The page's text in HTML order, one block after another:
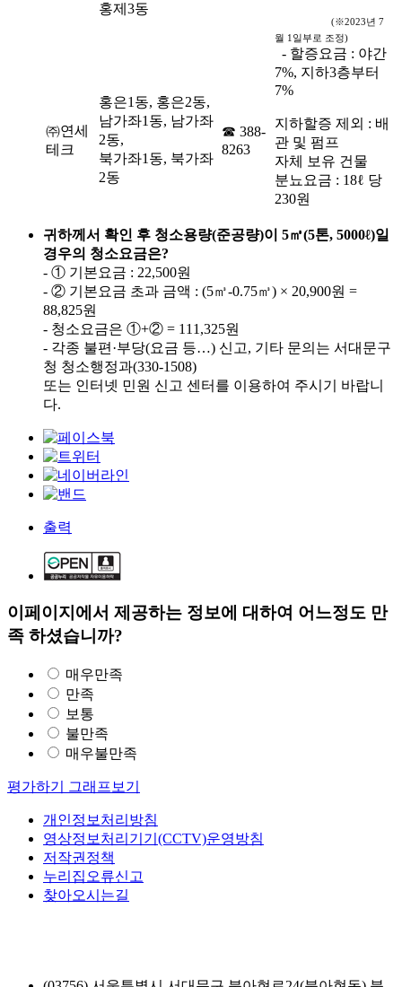
홍제3동
(※2023년 7
월 1일부로 조정)
- 할증요금 : 야간
7%, 지하3층부터
7%
지하할증 제외 : 배
관 및 펌프
자체 보유 건물
분뇨요금 : 18ℓ 당
230원
㈜연세
테크
홍은1동, 홍은2동,
남가좌1동, 남가좌
2동,
북가좌1동, 북가좌
2동
☎ 388-
8263
귀하께서 확인 후 청소용량(준공량)이 5㎥(5톤, 5000ℓ)일
경우의 청소요금은?
- ① 기본요금 : 22,500원
- ② 기본요금 초과 금액 : (5㎥-0.75㎥) × 20,900원 =
88,825원
- 청소요금은 ①+② = 111,325원
- 각종 불편·부당(요금 등…) 신고, 기타 문의는 서대문구
청 청소행정과(330-1508)
또는 인터넷 민원 신고 센터를 이용하여 주시기 바랍니
다.
출력
이페이지에서 제공하는 정보에 대하여 어느정도 만
족 하셨습니까?
매우만족
만족
보통
불만족
매우불만족
평가하기 그래프보기
개인정보처리방침
영상정보처리기기(CCTV)운영방침
저작권정책
누리집오류신고
찾아오시는길